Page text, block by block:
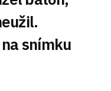
snímku